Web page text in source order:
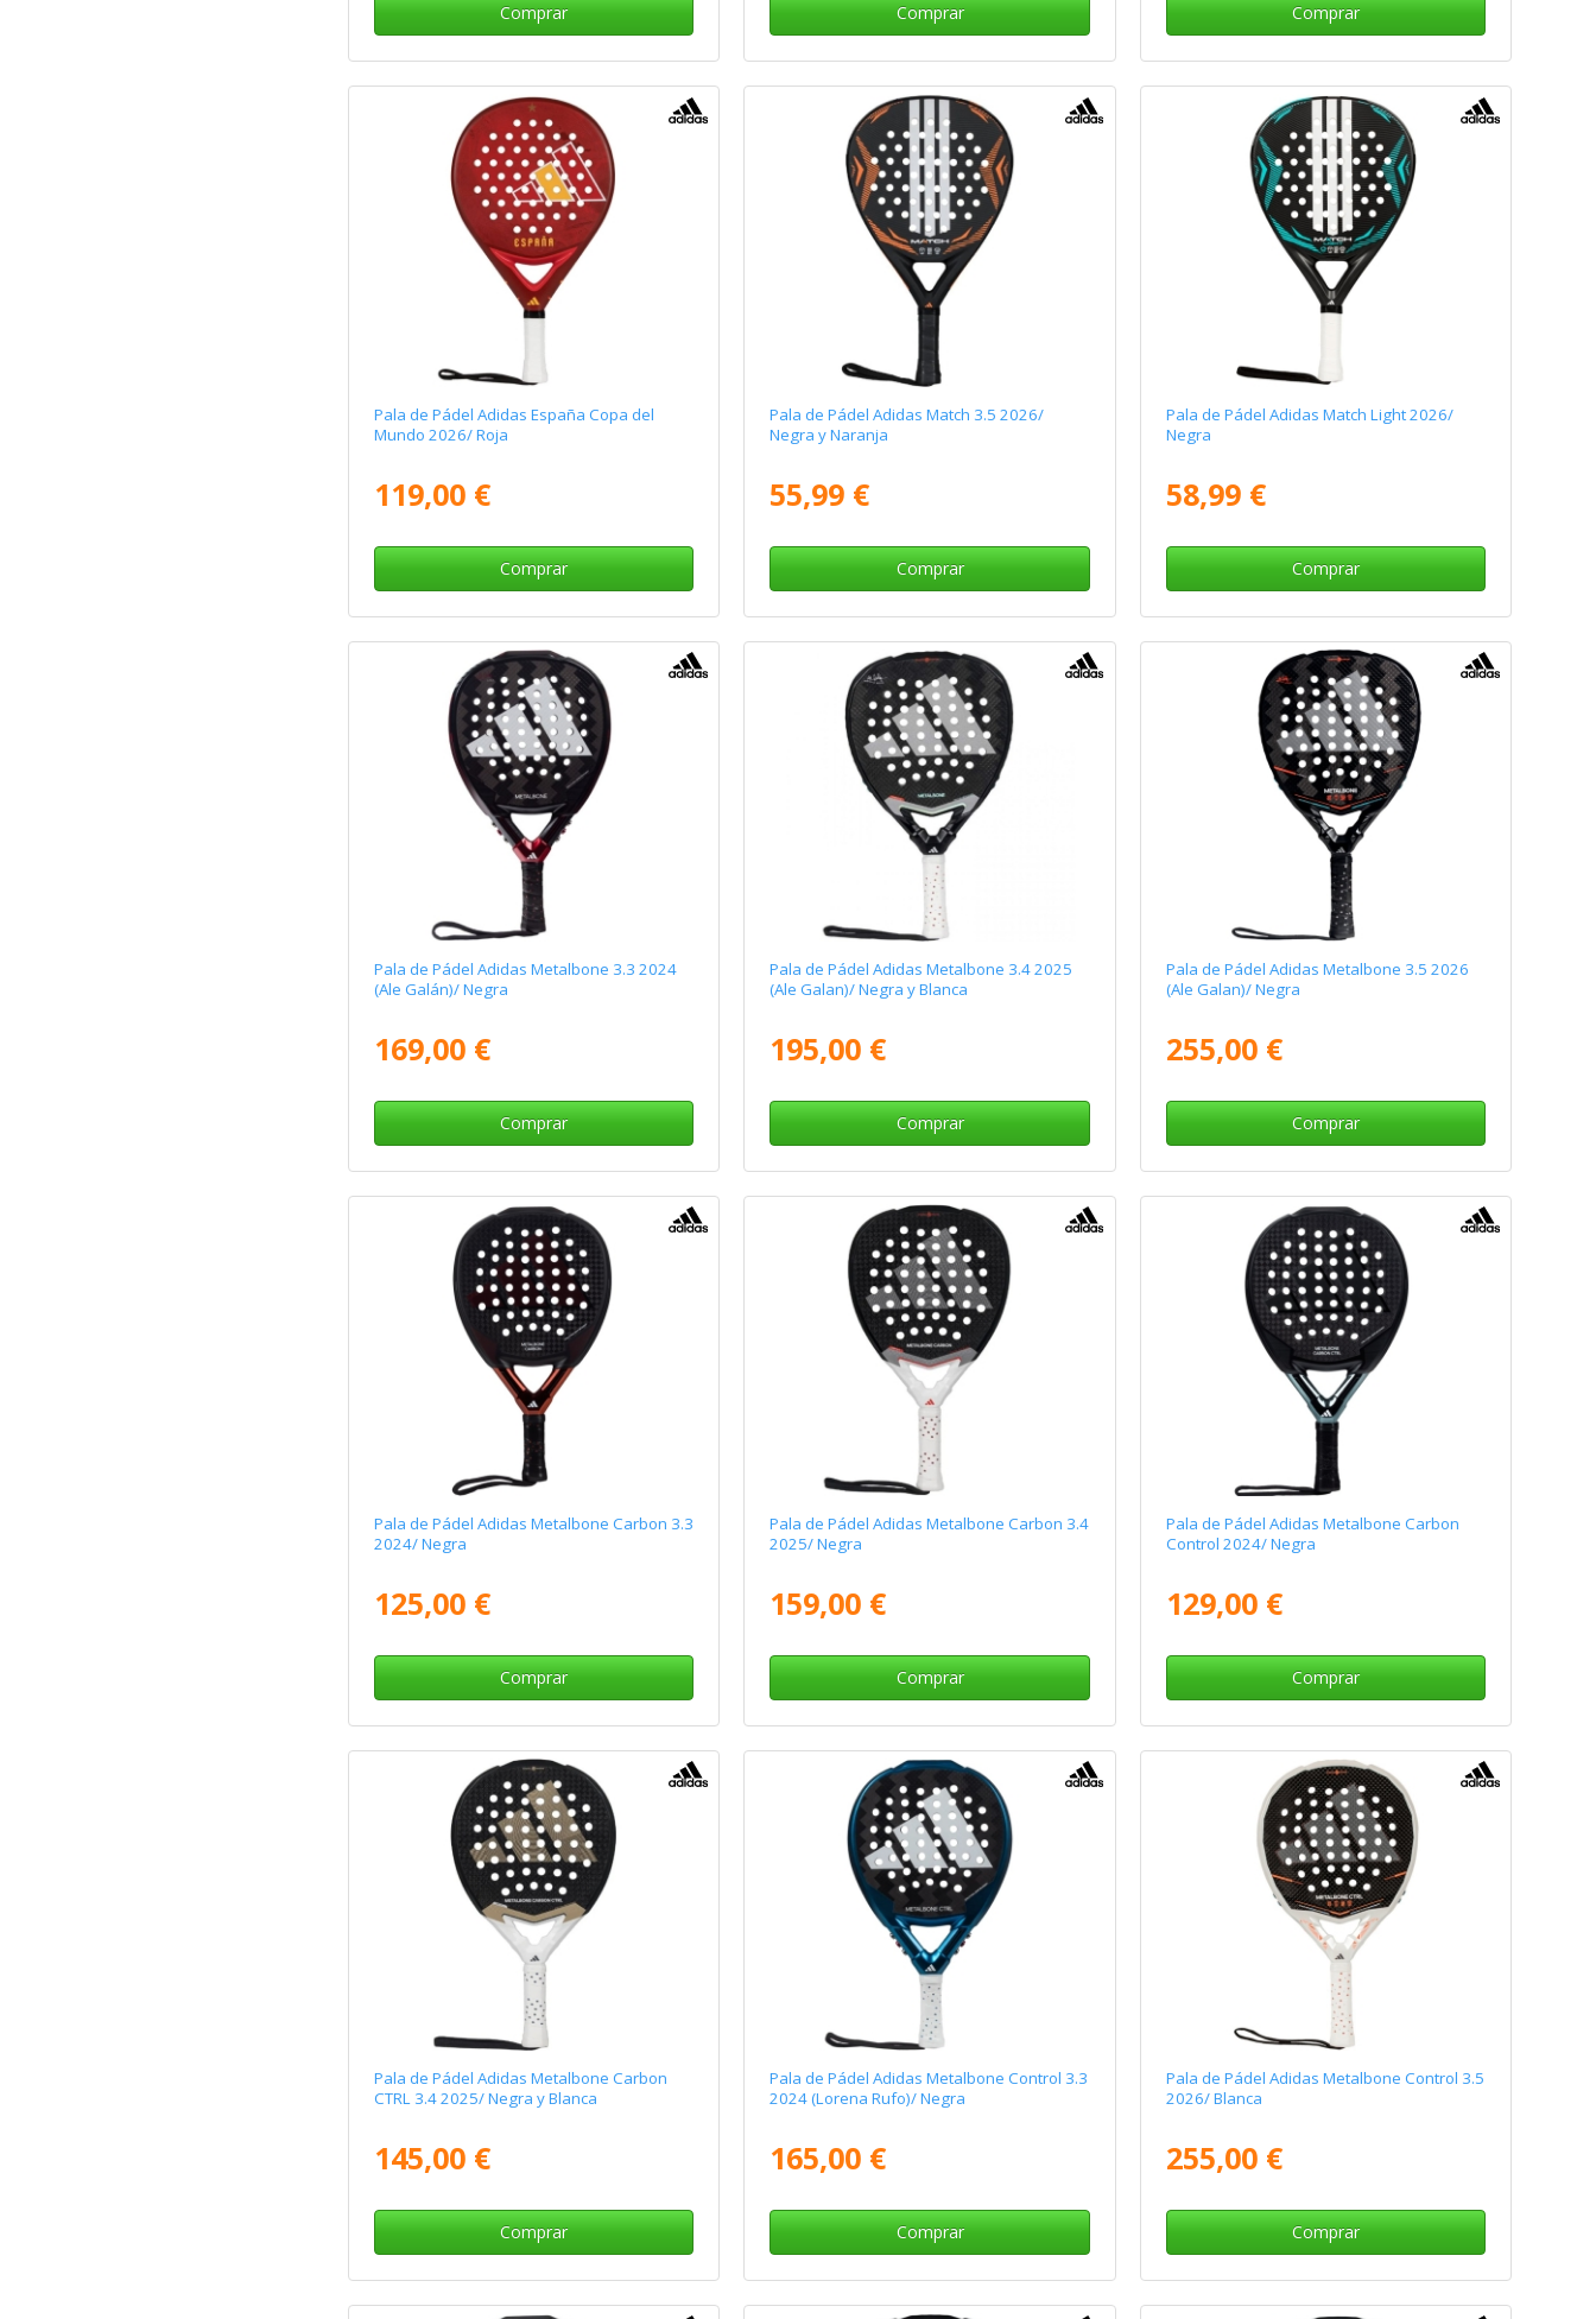
Comprar Comprar Comprar
Pala de Pádel Adidas España Copa del
Mundo 2026/ Roja
119,00 €
Comprar
Pala de Pádel Adidas Match 3.5 2026/
Negra y Naranja
55,99 €
Comprar
Pala de Pádel Adidas Match Light 2026/
Negra
58,99 €
Comprar
Pala de Pádel Adidas Metalbone 3.3 2024
(Ale Galán)/ Negra
169,00 €
Comprar
Pala de Pádel Adidas Metalbone 3.4 2025
(Ale Galan)/ Negra y Blanca
195,00 €
Comprar
Pala de Pádel Adidas Metalbone 3.5 2026
(Ale Galan)/ Negra
255,00 €
Comprar
Pala de Pádel Adidas Metalbone Carbon 3.3
2024/ Negra
125,00 €
Comprar
Pala de Pádel Adidas Metalbone Carbon 3.4
2025/ Negra
159,00 €
Comprar
Pala de Pádel Adidas Metalbone Carbon
Control 2024/ Negra
129,00 €
Comprar
Pala de Pádel Adidas Metalbone Carbon
CTRL 3.4 2025/ Negra y Blanca
145,00 €
Comprar
Pala de Pádel Adidas Metalbone Control 3.3
2024 (Lorena Rufo)/ Negra
165,00 €
Comprar
Pala de Pádel Adidas Metalbone Control 3.5
2026/ Blanca
255,00 €
Comprar